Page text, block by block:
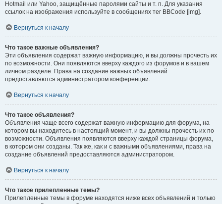
Hotmail или Yahoo, защищённые паролями сайты и т. п. Для указания
ссылок на изображения используйте в сообщениях тег BBCode [img].
Вернуться к началу
Что такое важные объявления?
Эти объявления содержат важную информацию, и вы должны прочесть их
по возможности. Они появляются вверху каждого из форумов и в вашем
личном разделе. Права на создание важных объявлений
предоставляются администратором конференции.
Вернуться к началу
Что такое объявления?
Объявления чаще всего содержат важную информацию для форума, на
котором вы находитесь в настоящий момент, и вы должны прочесть их по
возможности. Объявления появляются вверху каждой страницы форума,
в котором они созданы. Так же, как и с важными объявлениями, права на
создание объявлений предоставляются администратором.
Вернуться к началу
Что такое прилепленные темы?
Прилепленные темы в форуме находятся ниже всех объявлений и только